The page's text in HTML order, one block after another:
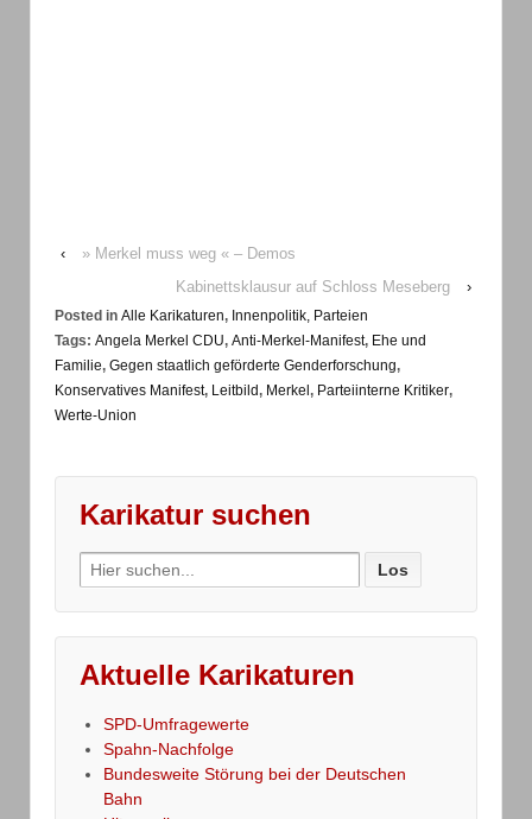
‹
» Merkel muss weg « – Demos
Kabinettsklausur auf Schloss Meseberg
›
Posted in Alle Karikaturen, Innenpolitik, Parteien
Tags: Angela Merkel CDU, Anti-Merkel-Manifest, Ehe und
Familie, Gegen staatlich geförderte Genderforschung,
Konservatives Manifest, Leitbild, Merkel, Parteiinterne Kritiker,
Werte-Union
Karikatur suchen
Search
for:
Aktuelle Karikaturen
SPD-Umfragewerte
Spahn-Nachfolge
Bundesweite Störung bei der Deutschen
Bahn